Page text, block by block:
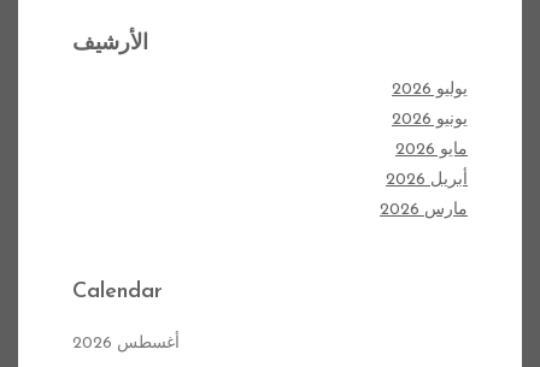
الأرشيف
يوليو 2026
يونيو 2026
مايو 2026
أبريل 2026
مارس 2026
Calendar
أغسطس 2026